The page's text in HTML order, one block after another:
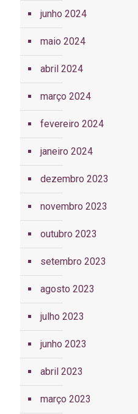
junho 2024
maio 2024
abril 2024
março 2024
fevereiro 2024
janeiro 2024
dezembro 2023
novembro 2023
outubro 2023
setembro 2023
agosto 2023
julho 2023
junho 2023
abril 2023
março 2023